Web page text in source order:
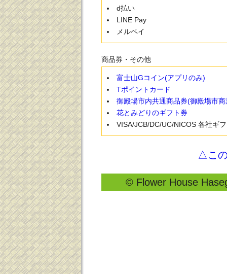
d払い
LINE Pay
メルペイ
商品券・その他
富士山Gコイン(アプリのみ)
Tポイントカード
御殿場市内共通商品券(御殿場市
花とみどりのギフト券
VISA/JCB/DC/UC/NICOS 各社ギ
△こ
© Flower House